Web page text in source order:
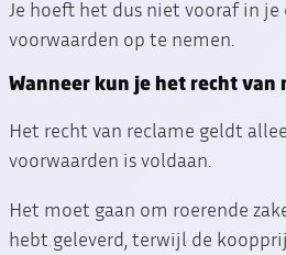
Je hoeft het dus niet vooraf in
voorwaarden op te nemen.
Wanneer kun je het recht van
Het recht van reclame geldt
voorwaarden is voldaan.
Het moet gaan om roerende
hebt geleverd, terwijl de